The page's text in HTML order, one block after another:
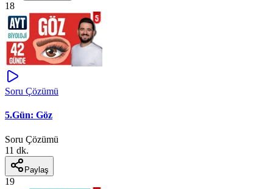
18
Soru Çözümü
5.Gün: Göz
Soru Çözümü
11 dk.
Paylaş
19